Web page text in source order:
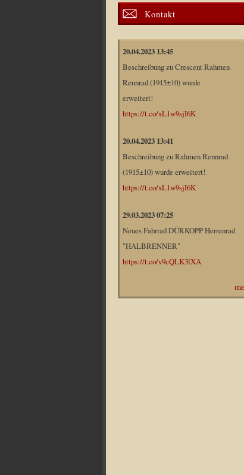
Kontakt
20.04.2023 13:45
Beschreibung zu Crescent Rahmen
Rennrad (1915±10) wurde
erweitert!
https://t.co/xL1w9sjI6K
20.04.2023 13:41
Beschreibung zu Rahmen Rennrad
(1915±10) wurde erweitert!
https://t.co/xL1w9sjI6K
29.03.2023 07:25
Neues Fahrrad DÜRKOPP Herrenrad
"HALBRENNER"
https://t.co/v9cQLK3lXA